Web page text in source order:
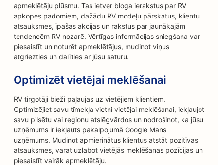
apmeklētāju plūsmu. Tas ietver bloga ierakstus par RV
apkopes padomiem, dažādu RV modeļu pārskatus, klientu
atsauksmes, īpašas akcijas un rakstus par jaunākajām
tendencēm RV nozarē. Vērtīgas informācijas sniegšana var
piesaistīt un noturēt apmeklētājus, mudinot viņus
atgriezties un dalīties ar jūsu saturu.
Optimizēt vietējai meklēšanai
RV tirgotāji bieži paļaujas uz vietējiem klientiem.
Optimizējiet savu tīmekļa vietni vietējai meklēšanai, iekļaujot
savu pilsētu vai reģionu atslēgvārdos un nodrošinot, ka jūsu
uzņēmums ir iekļauts pakalpojumā Google Mans
uzņēmums. Mudinot apmierinātus klientus atstāt pozitīvas
atsauksmes, varat uzlabot vietējās meklēšanas pozīcijas un
piesaistīt vairāk apmeklētāju.